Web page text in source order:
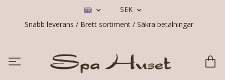
SEK
Snabb leverans / Brett sortiment / Säkra betalningar